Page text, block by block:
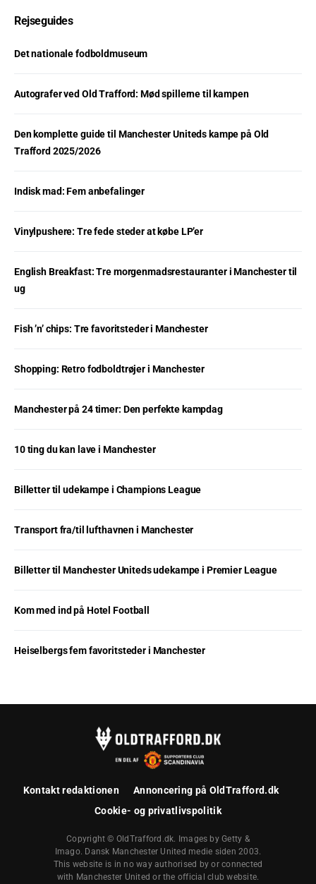
Rejseguides
Det nationale fodboldmuseum
Autografer ved Old Trafford: Mød spillerne til kampen
Den komplette guide til Manchester Uniteds kampe på Old
Trafford 2025/2026
Indisk mad: Fem anbefalinger
Vinylpushere: Tre fede steder at købe LP’er
English Breakfast: Tre morgenmadsrestauranter i Manchester til
ug
Fish ’n’ chips: Tre favoritsteder i Manchester
Shopping: Retro fodboldtrøjer i Manchester
Manchester på 24 timer: Den perfekte kampdag
10 ting du kan lave i Manchester
Billetter til udekampe i Champions League
Transport fra/til lufthavnen i Manchester
Billetter til Manchester Uniteds udekampe i Premier League
Kom med ind på Hotel Football
Heiselbergs fem favoritsteder i Manchester
Kontakt redaktionen
Annoncering på OldTrafford.dk
Cookie- og privatlivspolitik
Copyright © OldTrafford.dk. Images by Getty &
Imago. Dansk Manchester United medie siden 2003.
This website is in no way authorised by or connected
with Manchester United or the official club website.